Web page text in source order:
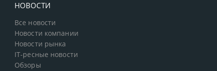
НОВОСТИ
Все новости
Новости компании
Новости рынка
IT-ресные новости
Обзоры